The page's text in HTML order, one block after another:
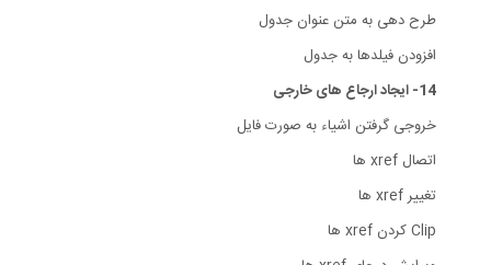
طرح دهی به متن عنوان جدول
افزودن فیلدها به جدول
14- ایجاد ارجاع های خارجی
خروجی گرفتن اشیاء به صورت فایل
اتصال xref ها
تغییر xref ها
Clip کردن xref ها